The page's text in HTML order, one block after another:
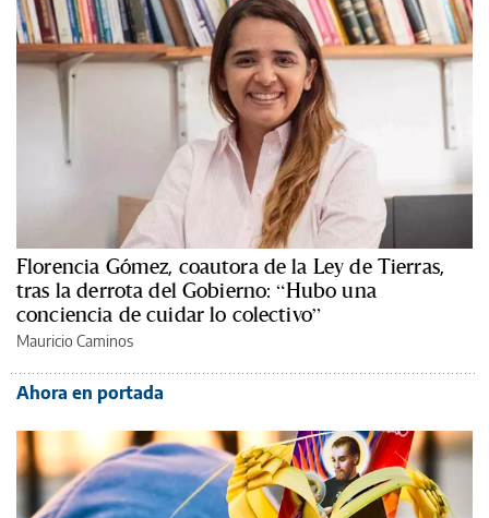
Florencia Gómez, coautora de la Ley de Tierras,
tras la derrota del Gobierno: “Hubo una
conciencia de cuidar lo colectivo”
Mauricio Caminos
Ahora en portada